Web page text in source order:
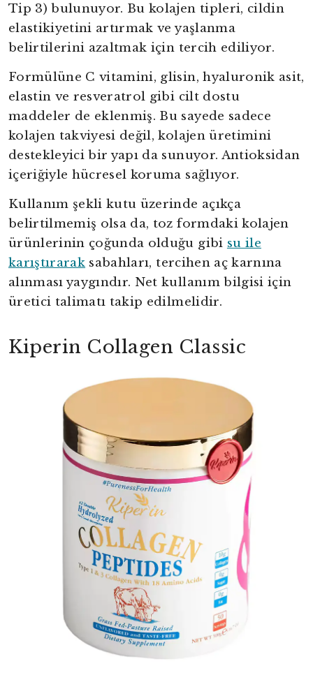
Tip 3) bulunuyor. Bu kolajen tipleri, cildin
elastikiyetini artırmak ve yaşlanma
belirtilerini azaltmak için tercih ediliyor.
Formülüne C vitamini, glisin, hyaluronik asit,
elastin ve resveratrol gibi cilt dostu
maddeler de eklenmiş. Bu sayede sadece
kolajen takviyesi değil, kolajen üretimini
destekleyici bir yapı da sunuyor. Antioksidan
içeriğiyle hücresel koruma sağlıyor.
Kullanım şekli kutu üzerinde açıkça
belirtilmemiş olsa da, toz formdaki kolajen
ürünlerinin çoğunda olduğu gibi su ile
karıştırarak sabahları, tercihen aç karnına
alınması yaygındır. Net kullanım bilgisi için
üretici talimatı takip edilmelidir.
Kiperin Collagen Classic